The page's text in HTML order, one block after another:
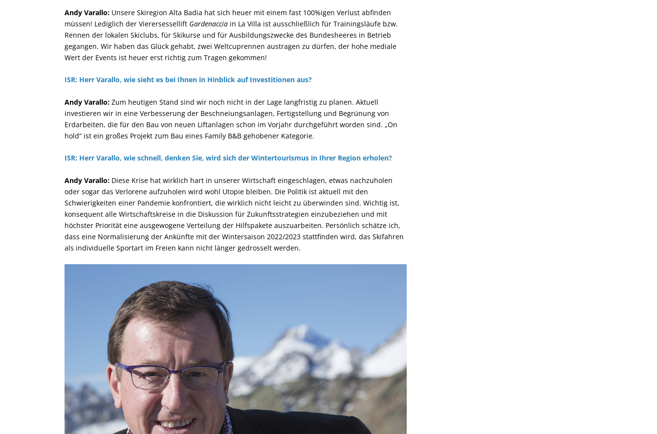
Andy Varallo: Unsere Skiregion Alta Badia hat sich heuer mit einem fast 100%igen Verlust abfinden
müssen! Lediglich der Vierersessellift Gardenaccia in La Villa ist ausschließlich für Trainingsläufe bzw.
Rennen der lokalen Skiclubs, für Skikurse und für Ausbildungszwecke des Bundesheeres in Betrieb
gegangen. Wir haben das Glück gehabt, zwei Weltcuprennen austragen zu dürfen, der hohe mediale
Wert der Events ist heuer erst richtig zum Tragen gekommen!
ISR: Herr Varallo, wie sieht es bei Ihnen in Hinblick auf Investitionen aus?
Andy Varallo: Zum heutigen Stand sind wir noch nicht in der Lage langfristig zu planen. Aktuell
investieren wir in eine Verbesserung der Beschneiungsanlagen, Fertigstellung und Begrünung von
Erdarbeiten, die für den Bau von neuen Liftanlagen schon im Vorjahr durchgeführt worden sind. „On
hold“ ist ein großes Projekt zum Bau eines Family B&B gehobener Kategorie.
ISR: Herr Varallo, wie schnell, denken Sie, wird sich der Wintertourismus in Ihrer Region erholen?
Andy Varallo: Diese Krise hat wirklich hart in unserer Wirtschaft eingeschlagen, etwas nachzuholen
oder sogar das Verlorene aufzuholen wird wohl Utopie bleiben. Die Politik ist aktuell mit den
Schwierigkeiten einer Pandemie konfrontiert, die wirklich nicht leicht zu überwinden sind. Wichtig ist,
konsequent alle Wirtschaftskreise in die Diskussion für Zukunftsstrategien einzubeziehen und mit
höchster Priorität eine ausgewogene Verteilung der Hilfspakete auszuarbeiten. Persönlich schätze ich,
dass eine Normalisierung der Ankünfte mit der Wintersaison 2022/2023 stattfinden wird, das Skifahren
als individuelle Sportart im Freien kann nicht länger gedrosselt werden.